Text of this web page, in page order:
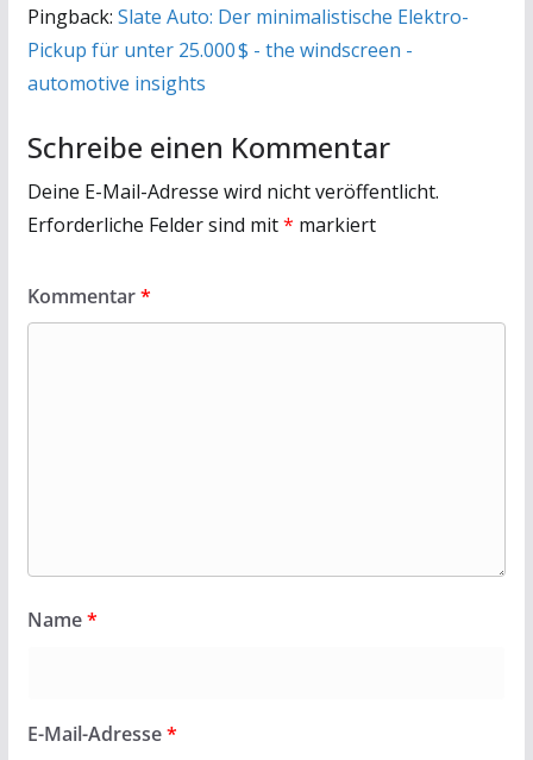
Pingback: Slate Auto: Der minimalistische Elektro-
Pickup für unter 25.000 $ - the windscreen -
automotive insights
Schreibe einen Kommentar
Deine E-Mail-Adresse wird nicht veröffentlicht.
Erforderliche Felder sind mit* markiert
Kommentar*
Name*
E-Mail-Adresse*